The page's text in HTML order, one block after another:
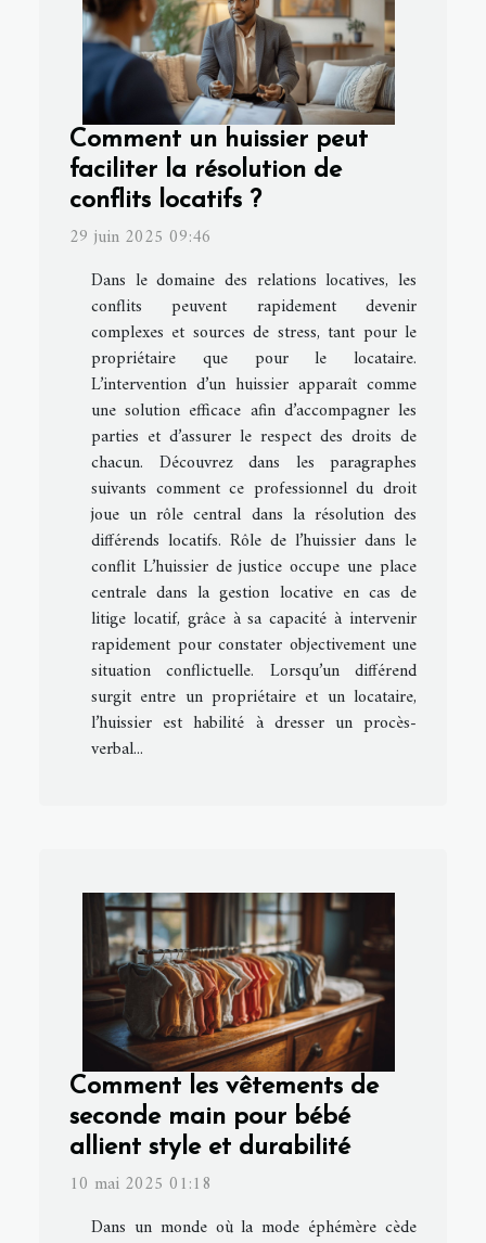
Comment un huissier peut
faciliter la résolution de
conflits locatifs ?
29 juin 2025 09:46
Dans le domaine des relations locatives, les
conflits peuvent rapidement devenir
complexes et sources de stress, tant pour le
propriétaire que pour le locataire.
L’intervention d’un huissier apparaît comme
une solution efficace afin d’accompagner les
parties et d’assurer le respect des droits de
chacun. Découvrez dans les paragraphes
suivants comment ce professionnel du droit
joue un rôle central dans la résolution des
différends locatifs. Rôle de l’huissier dans le
conflit L’huissier de justice occupe une place
centrale dans la gestion locative en cas de
litige locatif, grâce à sa capacité à intervenir
rapidement pour constater objectivement une
situation conflictuelle. Lorsqu’un différend
surgit entre un propriétaire et un locataire,
l’huissier est habilité à dresser un procès-
verbal...
Comment les vêtements de
seconde main pour bébé
allient style et durabilité
10 mai 2025 01:18
Dans un monde où la mode éphémère cède